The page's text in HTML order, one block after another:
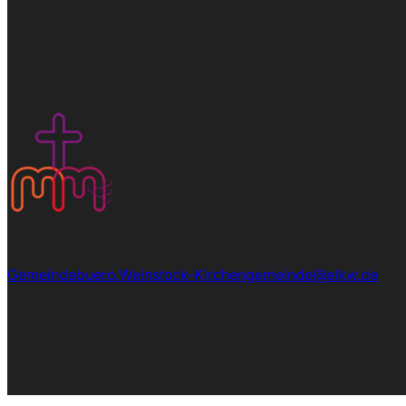
Gemeindebuero.Weinstock-Kirchengemeinde@elkw.de